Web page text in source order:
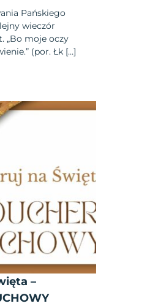
Pańskiego
wieczór
„Bo moje oczy
(por. Łk […]
–